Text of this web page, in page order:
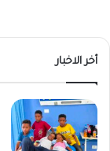
أخر الاخبار